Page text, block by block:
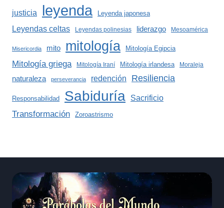
justicia leyenda Leyenda japonesa
Leyendas celtas Leyendas polinesias liderazgo Mesoamérica
Misericordia mito mitología Mitología Egipcia
Mitología griega Mitología Iraní Mitología irlandesa Moraleja
naturaleza perseverancia redención Resiliencia
Responsabilidad Sabiduría Sacrificio
Transformación Zoroastrismo